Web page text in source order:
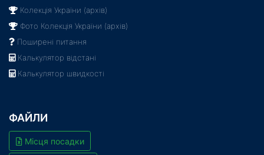
Колекція України (архів)
Фото Колекція України (архів)
Поширені питання
Калькулятор відстані
Калькулятор швидкості
ФАЙЛИ
Місця посадки